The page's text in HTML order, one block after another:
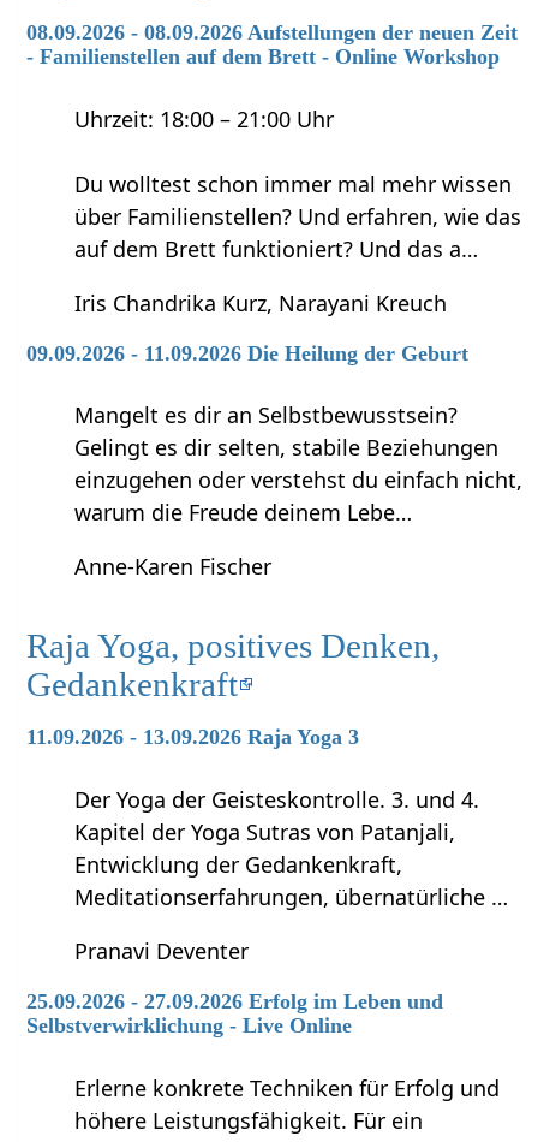
08.09.2026 - 08.09.2026 Aufstellungen der neuen Zeit
- Familienstellen auf dem Brett - Online Workshop
Uhrzeit: 18:00 – 21:00 Uhr
Du wolltest schon immer mal mehr wissen
über Familienstellen? Und erfahren, wie das
auf dem Brett funktioniert? Und das a…
Iris Chandrika Kurz, Narayani Kreuch
09.09.2026 - 11.09.2026 Die Heilung der Geburt
Mangelt es dir an Selbstbewusstsein?
Gelingt es dir selten, stabile Beziehungen
einzugehen oder verstehst du einfach nicht,
warum die Freude deinem Lebe…
Anne-Karen Fischer
Raja Yoga, positives Denken,
Gedankenkraft
11.09.2026 - 13.09.2026 Raja Yoga 3
Der Yoga der Geisteskontrolle. 3. und 4.
Kapitel der Yoga Sutras von Patanjali,
Entwicklung der Gedankenkraft,
Meditationserfahrungen, übernatürliche …
Pranavi Deventer
25.09.2026 - 27.09.2026 Erfolg im Leben und
Selbstverwirklichung - Live Online
Erlerne konkrete Techniken für Erfolg und
höhere Leistungsfähigkeit. Für ein